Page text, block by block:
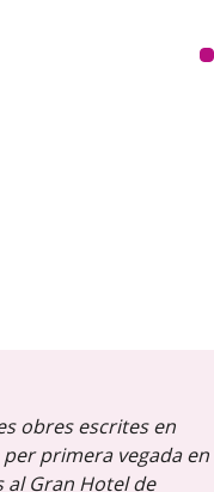
obres escrites en
primera vegada en
Gran Hotel de